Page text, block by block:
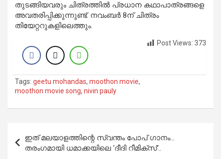
തുടങ്ങിയവരും ചിത്രത്തില്‍ പ്രധാന കഥാപാത്രങ്ങളെ
അവതരിപ്പിക്കുന്നുണ്ട്. നവംബര്‍ 8ന് ചിത്രം
തിയേറ്ററുകളിലെത്തും.
Post Views: 373
Tags: geetu mohandas, moothon movie,
moothon movie song, nivin pauly
navigation
ഇത് മലയാളത്തിന്റെ സ്വന്തം പോപ് ഗാനം…
തരംഗമായി ധമാക്കയിലെ ‘ദീദി റീമിക്‌സ്’..